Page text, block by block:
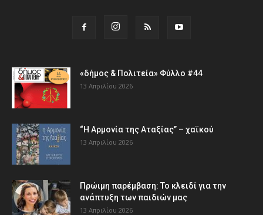
«δήμος & Πολιτεία» Φύλλο #44
13 Απριλίου 2026
“Η Αρμονία της Αταξίας” – χαϊκού
13 Απριλίου 2026
Πρώιμη παρέμβαση: Το κλειδί για την
ανάπτυξη των παιδιών µας
13 Απριλίου 2026